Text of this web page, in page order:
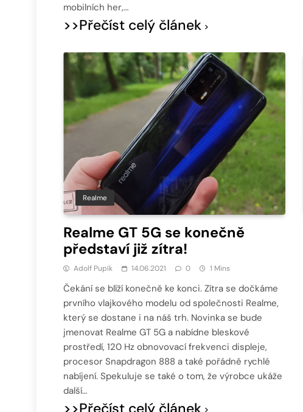
mobilních her,…
>>Přečíst celý článek
Realme
Realme GT 5G se konečně
představí již zítra!
Adolf Pupík 14.06.2021 0 1 Mins
Čekání se blíží konečně ke konci. Zítra se dočkáme
prvního vlajkového modelu od společnosti Realme,
který se dostane i na náš trh. Novinka se bude
jmenovat Realme GT 5G a nabídne bleskové
prostředí, 120 Hz obnovovací frekvenci displeje,
procesor Snapdragon 888 a také pořádně rychlé
nabíjení. Spekuluje se také o tom, že výrobce ukáže
další…
>>Přečíst celý článek